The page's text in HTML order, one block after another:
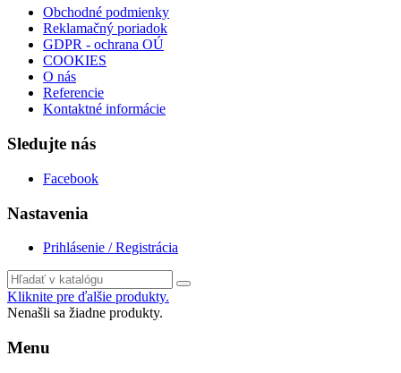
Obchodné podmienky
Reklamačný poriadok
GDPR - ochrana OÚ
COOKIES
O nás
Referencie
Kontaktné informácie
Sledujte nás
Facebook
Nastavenia
Prihlásenie / Registrácia
Kliknite pre ďalšie produkty.
Nenašli sa žiadne produkty.
Menu